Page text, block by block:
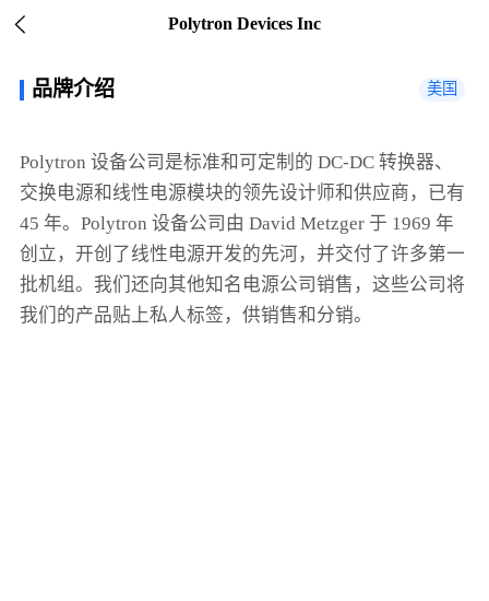
Polytron Devices Inc
品牌介绍 美国
Polytron 设备公司是标准和可定制的 DC-DC 转换器、
交换电源和线性电源模块的领先设计师和供应商，已有
45 年。Polytron 设备公司由 David Metzger 于 1969 年
创立，开创了线性电源开发的先河，并交付了许多第一
批机组。我们还向其他知名电源公司销售，这些公司将
我们的产品贴上私人标签，供销售和分销。